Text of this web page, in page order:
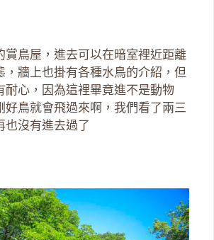
賞鳥屋，進去可以在暗室裡近距離
，牆上也掛有各種水鳥的介紹，但
耐心，因為這裡畢竟進不是動物
好鳥就會飛過來啊，我們看了兩三
也沒有進去過了